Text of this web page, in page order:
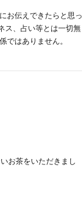
お伝えできたらと思っ
ス、占い等とは一切無
はありません。
お茶をいただきまし